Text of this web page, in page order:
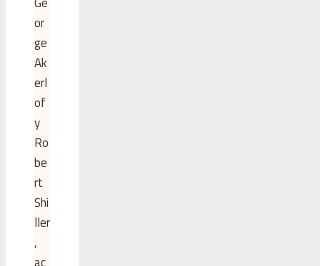
or
ge
Ak
erl
of
y
Ro
be
rt
Shi
ller
,